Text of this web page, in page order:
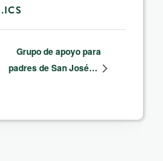
Grupo de apoyo para
padres de San José…